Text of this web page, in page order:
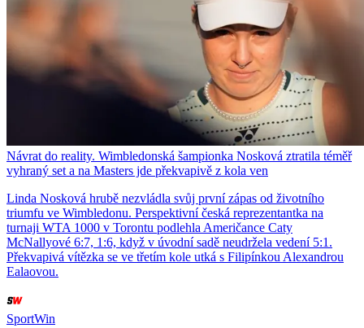
Návrat do reality. Wimbledonská šampionka Nosková ztratila téměř
vyhraný set a na Masters jde překvapivě z kola ven
Linda Nosková hrubě nezvládla svůj první zápas od životního
triumfu ve Wimbledonu. Perspektivní česká reprezentantka na
turnaji WTA 1000 v Torontu podlehla Američance Caty
McNallyové 6:7, 1:6, když v úvodní sadě neudržela vedení 5:1.
Překvapivá vítězka se ve třetím kole utká s Filipínkou Alexandrou
Ealaovou.
SportWin